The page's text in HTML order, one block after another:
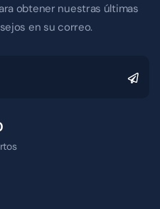
obtener nuestras últimas
en su correo.